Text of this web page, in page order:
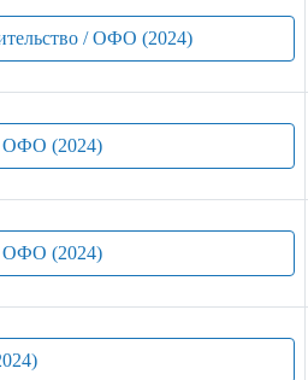
/ ОФО (2024)
ОФО (2024)
ОФО (2024)